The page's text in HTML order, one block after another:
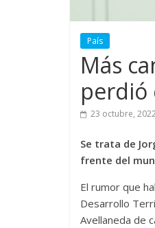
País
Más
23 octubre,
Se trata de
frente del
El rumor que
Desarrollo
Avellaneda de